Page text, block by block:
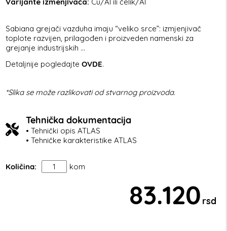
Sabiana grejači vazduha imaju “veliko srce”: izmjenjivač
toplote razvijen, prilagođen i proizveden namenski za
grejanje industrijskih ...
Detaljnije pogledajteOVDE.
*Slika se može razlikovati od stvarnog proizvoda.
Tehnička dokumentacija
• Tehnički opis ATLAS
• Tehničke karakteristike ATLAS
Količina: kom
83.120 rsd